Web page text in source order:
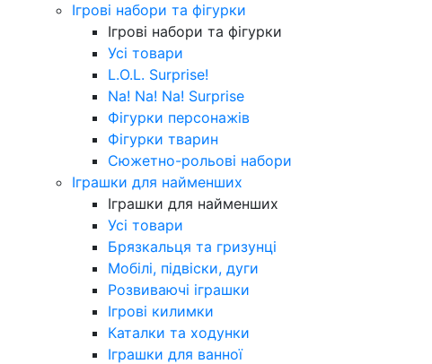
Ігрові набори та фігурки
Ігрові набори та фігурки
Усі товари
L.O.L. Surprise!
Na! Na! Na! Surprise
Фігурки персонажів
Фігурки тварин
Сюжетно-рольові набори
Іграшки для найменших
Іграшки для найменших
Усі товари
Брязкальця та гризунці
Мобілі, підвіски, дуги
Розвиваючі іграшки
Ігрові килимки
Каталки та ходунки
Іграшки для ванної